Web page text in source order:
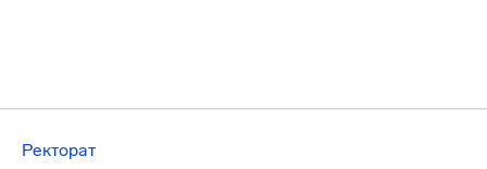
Ректорат